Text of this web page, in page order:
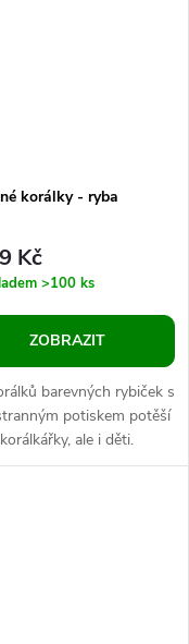
korálky - ryba
Kč
>100 ks
ZOBRAZIT
barevných rybiček s
potiskem potěší
ale i děti.
je navlékat na silon